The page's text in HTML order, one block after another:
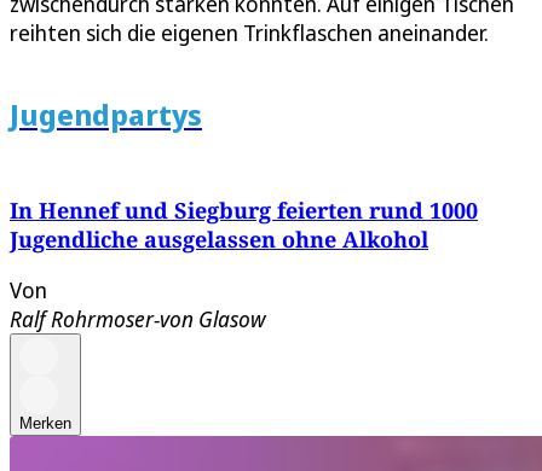
reihten sich die eigenen Trinkflaschen aneinander.
Jugendpartys
In Hennef und Siegburg feierten rund 1000
Jugendliche ausgelassen ohne Alkohol
Von
Ralf Rohrmoser-von Glasow
Merken